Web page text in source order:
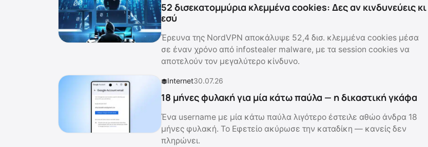
52 δισεκατομμύρια κλεμμένα cookies: Δες αν κινδυνεύεις κι
εσύ
Έρευνα της NordVPN αποκάλυψε 52,4 δισ. κλεμμένα cookies μέσα
σε έναν χρόνο από infostealer malware, με τα session cookies να
αποτελούν τον μεγαλύτερο κίνδυνο.
Internet30.07.26
18 μήνες φυλακή για μία κάτω παύλα — η δικαστική γκάφα
Ένα username με μία κάτω παύλα λιγότερο έστειλε αθώο άνδρα 18
μήνες φυλακή. Το Εφετείο ακύρωσε την καταδίκη — κανείς δεν
πληρώνει.